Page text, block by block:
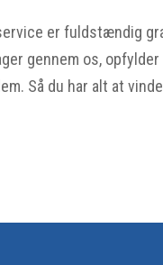
er fuldstændig
gennem os,
Så du har alt at